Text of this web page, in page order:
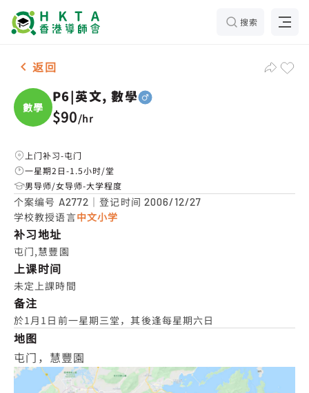
搜索
男-1名 P6|英文, 數學，屯门 补习推介
返回
數學
P6|英文, 數學
$90/hr
上门补习-屯门
一星期2日-1.5小时/堂
男导师/女导师-大学程度
个案编号 A2772 ｜登记时间 2006/12/27
学校教授语言中文小学
补习地址
屯门,慧豐園
上课时间
未定上課時間
备注
於1月1日前一星期三堂，其後逢每星期六日
地图
屯门，慧豐園